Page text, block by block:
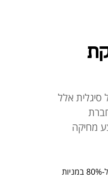
אלל
ל-80% במניות חברת
מחיקה